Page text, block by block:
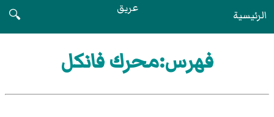
الرئيسية عريق
🔍
فهرس:محرك فانكل